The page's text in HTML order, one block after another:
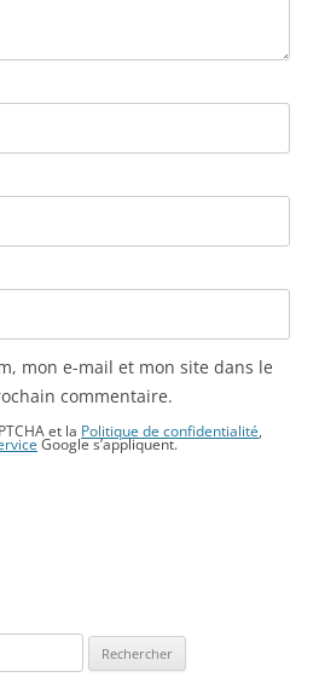
mon e-mail et mon site dans le
commentaire.
et la Politique de confidentialité
Google s’appliquent.